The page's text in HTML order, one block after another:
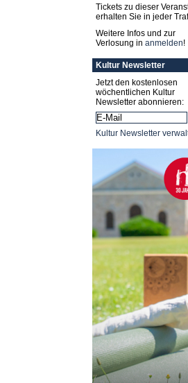
Tickets zu dieser
erhalten Sie in jeder
Weitere Infos und zur
Verlosung in anmelden!
Kultur Newsletter
Jetzt den kostenlosen
wöchentlichen Kultur
Newsletter abonnieren:
Kultur Newsletter